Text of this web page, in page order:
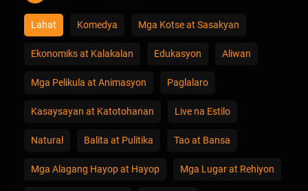
Lahat Komedya Mga Kotse at Sasakyan
Ekonomiks at Kalakalan Edukasyon Aliwan
Mga Pelikula at Animasyon Paglalaro
Kasaysayan at Katotohanan Live na Estilo
Natural Balita at Pulitika Tao at Bansa
Mga Alagang Hayop at Hayop Mga Lugar at Rehiyon